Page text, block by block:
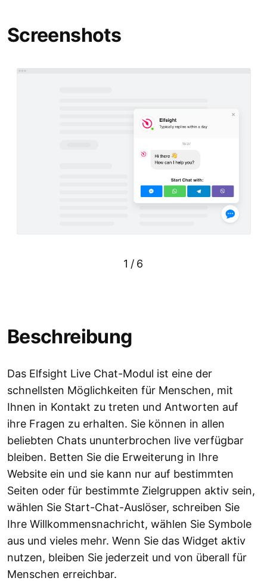
Screenshots
1 / 6
Beschreibung
Das Elfsight Live Chat-Modul ist eine der
schnellsten Möglichkeiten für Menschen, mit
Ihnen in Kontakt zu treten und Antworten auf
ihre Fragen zu erhalten. Sie können in allen
beliebten Chats ununterbrochen live verfügbar
bleiben. Betten Sie die Erweiterung in Ihre
Website ein und sie kann nur auf bestimmten
Seiten oder für bestimmte Zielgruppen aktiv sein,
wählen Sie Start-Chat-Auslöser, schreiben Sie
Ihre Willkommensnachricht, wählen Sie Symbole
aus und vieles mehr. Wenn Sie das Widget aktiv
nutzen, bleiben Sie jederzeit und von überall für
Menschen erreichbar.